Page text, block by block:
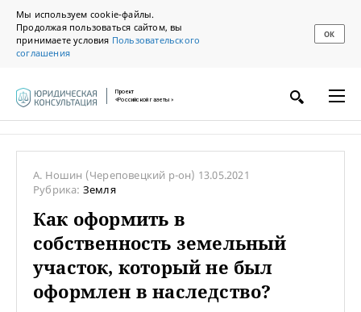
Мы используем cookie-файлы.
Продолжая пользоваться сайтом, вы
принимаете условия Пользовательского
соглашения
ОК
Проект
«Российской газеты»
А. Ношин (Череповецкий р-он) 13.05.2021
Рубрика: Земля
Как оформить в
собственность земельный
участок, который не был
оформлен в наследство?